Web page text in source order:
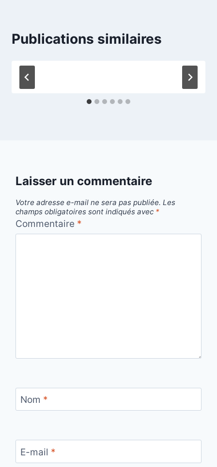
Publications similaires
Laisser un commentaire
Votre adresse e-mail ne sera pas publiée. Les
champs obligatoires sont indiqués avec *
Commentaire *
Nom *
E-mail *